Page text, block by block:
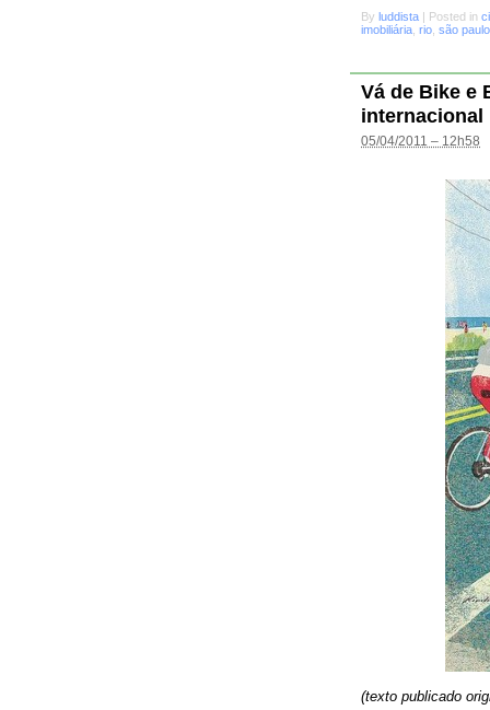
By luddista | Posted in
imobiliária rio são paulo
Vá de Bike e
internacional
05/04/2011 – 12h58
(texto publicado